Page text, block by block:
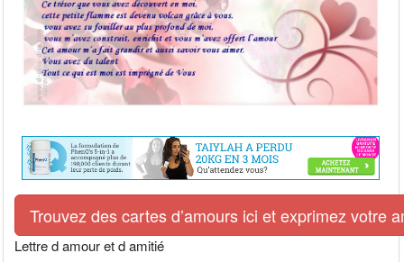
Trouvez des cartes d’amours ici et exprimez votre
Lettre d amour et d amitié